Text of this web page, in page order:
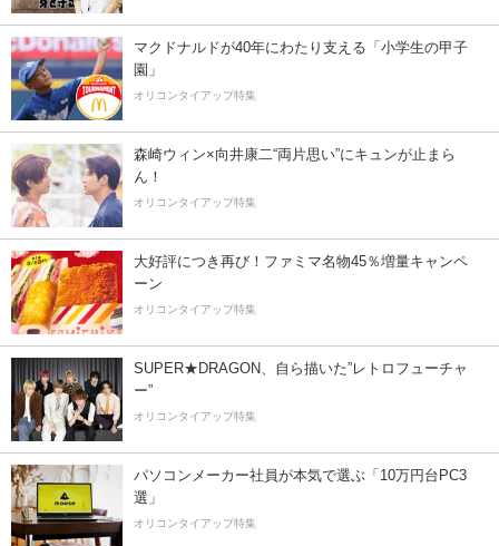
マクドナルドが40年にわたり支える「小学生の甲子
園」
オリコンタイアップ特集
森崎ウィン×向井康二“両片思い”にキュンが止まら
ん！
オリコンタイアップ特集
大好評につき再び！ファミマ名物45％増量キャンペ
ーン
オリコンタイアップ特集
SUPER★DRAGON、自ら描いた”レトロフューチャ
ー”
オリコンタイアップ特集
パソコンメーカー社員が本気で選ぶ「10万円台PC3
選」
オリコンタイアップ特集